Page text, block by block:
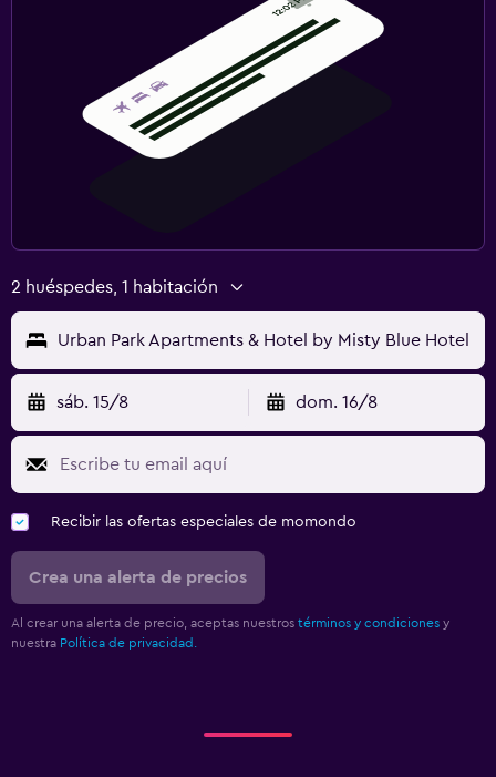
2 huéspedes, 1 habitación
Urban Park Apartments & Hotel by Misty Blue Hotel
sáb. 15/8 dom. 16/8
Recibir las ofertas especiales de momondo
Crea una alerta de precios
Al crear una alerta de precio, aceptas nuestros términos y condiciones y
nuestra Política de privacidad.